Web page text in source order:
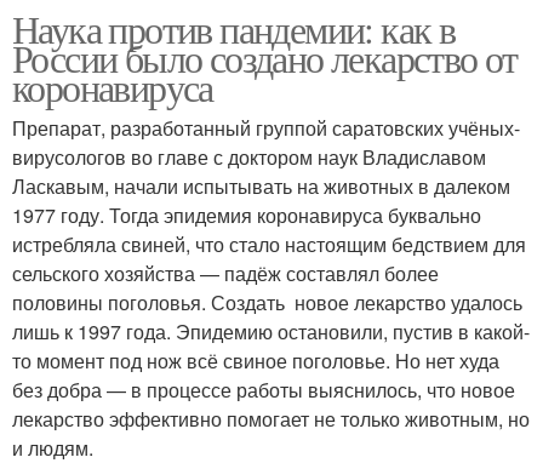
Наука против пандемии: как в
России было создано лекарство от
коронавируса
Препарат, разработанный группой саратовских учёных-
вирусологов во главе с доктором наук Владиславом
Ласкавым, начали испытывать на животных в далеком
1977 году. Тогда эпидемия коронавируса буквально
истребляла свиней, что стало настоящим бедствием для
сельского хозяйства — падёж составлял более
половины поголовья. Создать новое лекарство удалось
лишь к 1997 года. Эпидемию остановили, пустив в какой-
то момент под нож всё свиное поголовье. Но нет худа
без добра — в процессе работы выяснилось, что новое
лекарство эффективно помогает не только животным, но
и людям.